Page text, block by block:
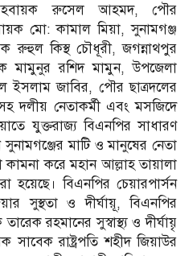
আহবায়ক রুসেল আহমদ, পৌর
মো: কামাল মিয়া, সুনামগঞ্জ
রুহুল কিস্থ চৌধূরী, জগন্নাথপুর
মামুনুর রশিদ মামুন, উপজেলা
ইসলাম জাবির, পৌর ছাত্রদলের
দলীয় নেতাকর্মী এবং মসজিদে
যুক্তরাজ্য বিএনপির সাধারণ
মাটি ও মানুষের নেতা
করে মহান আল্লাহ তায়ালা
হয়েছে। বিএনপির চেয়ারপার্সন
সুস্থতা ও দীর্ঘায়ূ, বিএনপির
রহমানের সুস্বাস্থ্য ও দীর্ঘায়ৃ
সাবেক রাষ্ট্রপতি শহীদ জিয়াউর